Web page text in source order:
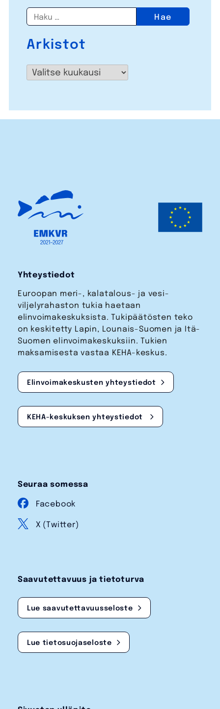
Haku:
Arkistot
Arkistot
Yhteystiedot
Euroopan meri-, kalatalous- ja vesi­
viljelyrahaston tukia haetaan
elinvoimakeskuksista. Tukipäätösten teko
on keskitetty Lapin, Lounais-Suomen ja Itä-
Suomen elinvoimakeskuksiin. Tukien
maksamisesta vastaa KEHA-keskus.
Elinvoimakeskusten yhteystiedot
KEHA-keskuksen yhteystiedot
Seuraa somessa
Facebook
X (Twitter)
Saavutettavuus ja tietoturva
Lue saavutettavuusseloste
Lue tietosuojaseloste